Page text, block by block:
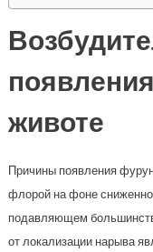
животе
Причины появления
флорой на фоне
подавляющем
от локализации нарыва